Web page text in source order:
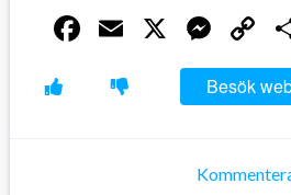
Facebook
Email
X
Besök